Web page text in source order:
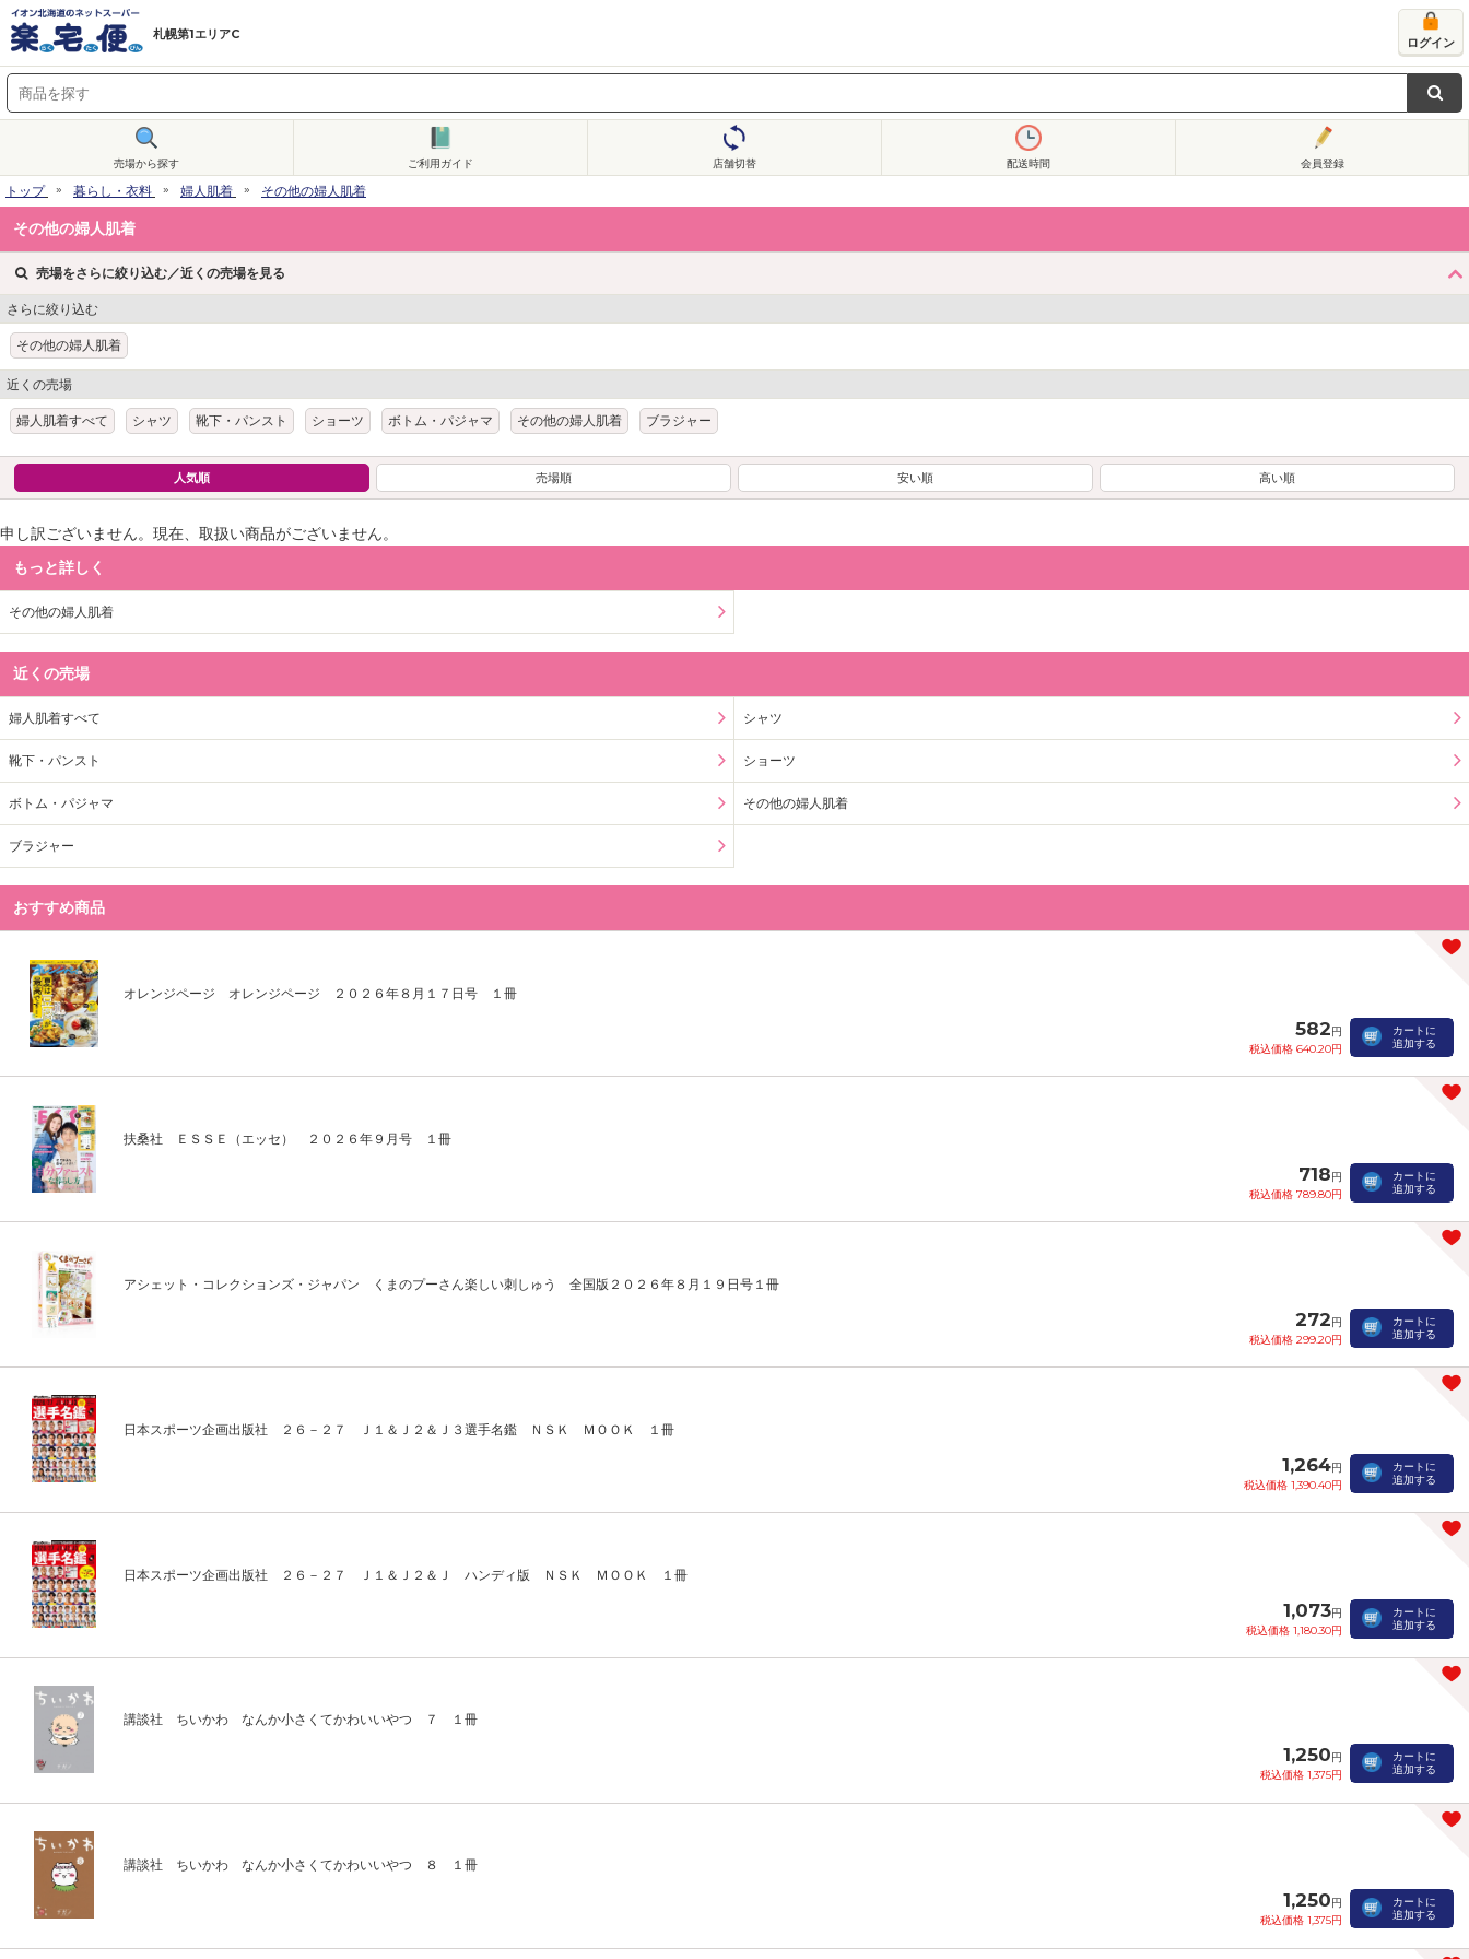
札幌第1エリアC
ログイン
売場から探す ご利用ガイド 店舗切替 配送時間 会員登録
トップ 暮らし・衣料 婦人肌着 その他の婦人肌着
その他の婦人肌着
売場をさらに絞り込む／近くの売場を見る
さらに絞り込む
その他の婦人肌着
近くの売場
婦人肌着すべて シャツ 靴下・パンスト ショーツ ボトム・パジャマ その他の婦人肌着 ブラジャー
人気順 売場順 安い順 高い順
申し訳ございません。現在、取扱い商品がございません。
もっと詳しく
その他の婦人肌着
近くの売場
婦人肌着すべて シャツ
靴下・パンスト ショーツ
ボトム・パジャマ その他の婦人肌着
ブラジャー
おすすめ商品
オレンジページ オレンジページ ２０２６年８月１７日号 １冊
582円
税込価格 640.20円
カートに
追加する
扶桑社 ＥＳＳＥ（エッセ） ２０２６年９月号 １冊
718円
税込価格 789.80円
カートに
追加する
アシェット・コレクションズ・ジャパン くまのプーさん楽しい刺しゅう 全国版２０２６年８月１９日号１冊
272円
税込価格 299.20円
カートに
追加する
日本スポーツ企画出版社 ２６－２７ Ｊ１＆Ｊ２＆Ｊ３選手名鑑 ＮＳＫ ＭＯＯＫ １冊
1,264円
税込価格 1,390.40円
カートに
追加する
日本スポーツ企画出版社 ２６－２７ Ｊ１＆Ｊ２＆Ｊ ハンディ版 ＮＳＫ ＭＯＯＫ １冊
1,073円
税込価格 1,180.30円
カートに
追加する
講談社 ちいかわ なんか小さくてかわいいやつ ７ １冊
1,250円
税込価格 1,375円
カートに
追加する
講談社 ちいかわ なんか小さくてかわいいやつ ８ １冊
1,250円
税込価格 1,375円
カートに
追加する